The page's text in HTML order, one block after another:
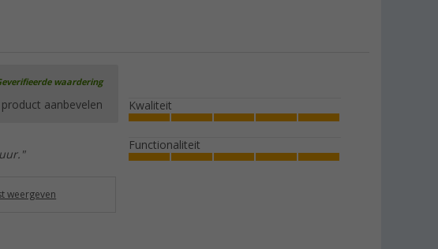
waardering
aanbevelen Kwaliteit
Functionaliteit
weergeven